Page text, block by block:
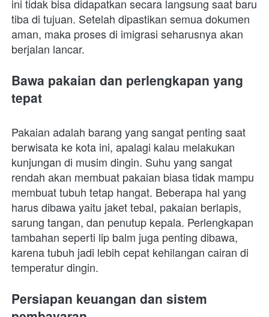
ini tidak bisa didapatkan secara langsung saat baru
tiba di tujuan. Setelah dipastikan semua dokumen
aman, maka proses di imigrasi seharusnya akan
berjalan lancar.
Bawa pakaian dan perlengkapan yang
tepat
Pakaian adalah barang yang sangat penting saat
berwisata ke kota ini, apalagi kalau melakukan
kunjungan di musim dingin. Suhu yang sangat
rendah akan membuat pakaian biasa tidak mampu
membuat tubuh tetap hangat. Beberapa hal yang
harus dibawa yaitu jaket tebal, pakaian berlapis,
sarung tangan, dan penutup kepala. Perlengkapan
tambahan seperti lip balm juga penting dibawa,
karena tubuh jadi lebih cepat kehilangan cairan di
temperatur dingin.
Persiapan keuangan dan sistem